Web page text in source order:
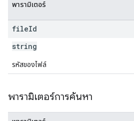
พารามิเตอร์
fileId
string
รหัสของไฟล์
พารามิเตอร์การค้นหา